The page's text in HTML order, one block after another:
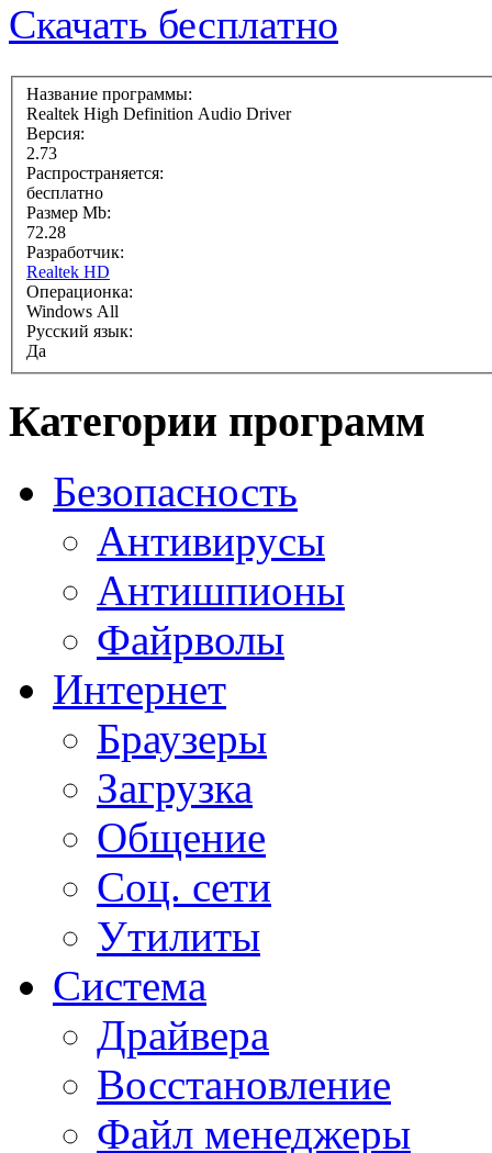
Скачать бесплатно
Название программы:
Realtek High Definition Audio Driver
Версия:
2.73
Распространяется:
бесплатно
Размер Mb:
72.28
Разработчик:
Realtek HD
Операционка:
Windows All
Русский язык:
Да
Категории программ
Безопасность
Антивирусы
Антишпионы
Файрволы
Интернет
Браузеры
Загрузка
Общение
Соц. сети
Утилиты
Система
Драйвера
Восстановление
Файл менеджеры